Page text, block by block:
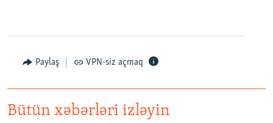
Paylaş VPN-siz açmaq
Bütün xəbərləri izləyin